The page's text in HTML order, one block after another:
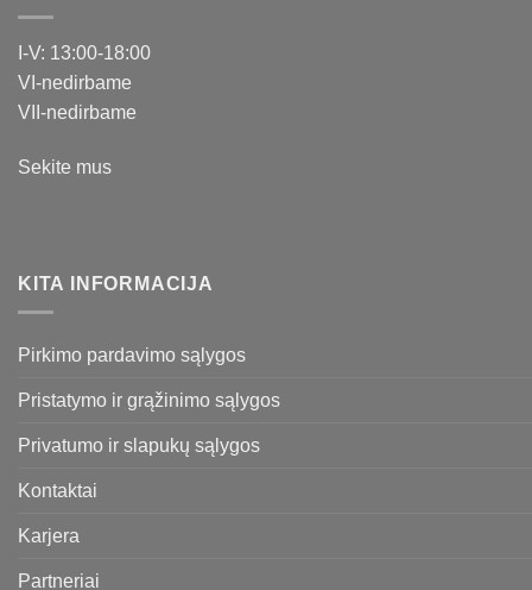
I-V: 13:00-18:00
VI-nedirbame
VII-nedirbame
Sekite mus
KITA INFORMACIJA
Pirkimo pardavimo sąlygos
Pristatymo ir grąžinimo sąlygos
Privatumo ir slapukų sąlygos
Kontaktai
Karjera
Partneriai